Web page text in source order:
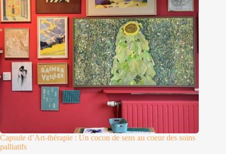
Capsule d’Art-thérapie : Un cocon de sens au coeur des soins
palliatifs